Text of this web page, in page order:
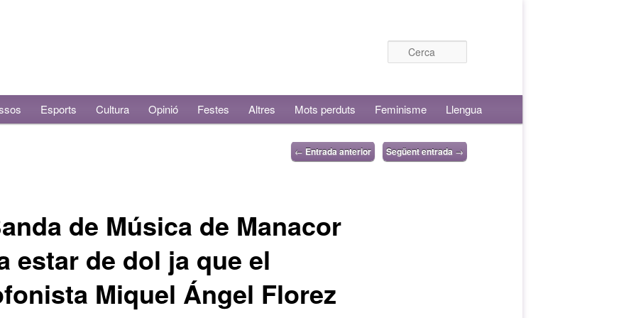
Esports Cultura Opinió Festes Altres Mots perduts Feminisme Llengua
← Entrada anterior Següent entrada →
de Música de Manacor
estar de dol ja que el
Miquel Ángel Florez